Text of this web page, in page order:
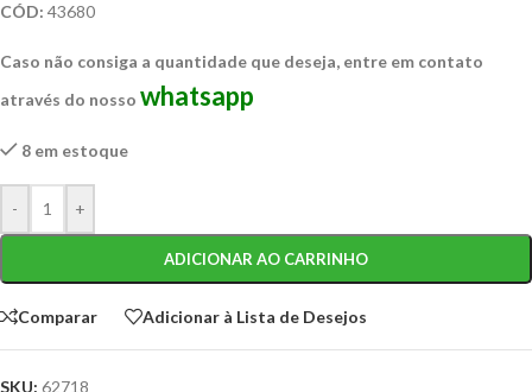
CÓD: 43680
Caso não consiga a quantidade que deseja, entre em contato
através do nosso whatsapp
8 em estoque
- +
ADICIONAR AO CARRINHO
Comparar Adicionar à Lista de Desejos
SKU: 62718